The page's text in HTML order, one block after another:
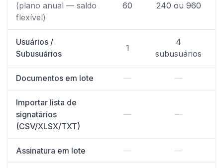
(plano anual — saldo
flexível)
60 240 ou 960
Usuários /
Subusuários
1
4
subusuários
Documentos em lote — —
Importar lista de
signatários
(CSV/XLSX/TXT)
— —
Assinatura em lote — —